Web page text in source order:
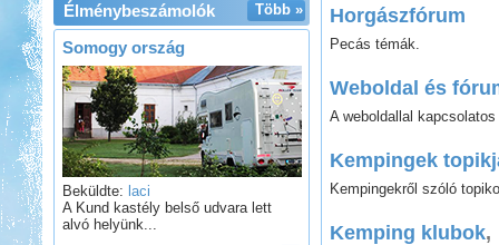
Több »
Élménybeszámolók
Somogy ország
Beküldte: laci
A Kund kastély belső udvara lett
alvó helyünk...
Horgászfórum
Pecás témák.
Weboldal és
A weboldallal
Kempingek
Kempingekről szóló
Kemping klubok,